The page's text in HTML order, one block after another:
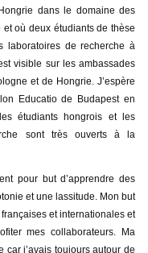
dans le domaine des
où deux étudiants de thèse
laboratoires de recherche à
visible sur les ambassades
et de Hongrie. J’espère
Educatio de Budapest en
étudiants hongrois et les
sont très ouverts à la
pour but d’apprendre des
et une lassitude. Mon but
et internationales et
mes collaborateurs. Ma
j’avais toujours autour de